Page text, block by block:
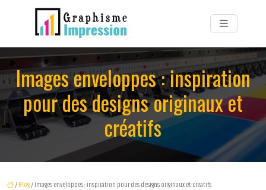
Images enveloppes : inspiration
pour des designs originaux et
créatifs
/Blog/ Images enveloppes : inspiration pour des designs originaux et créatifs